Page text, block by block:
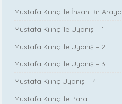
Mustafa Kılınç ile İnsan Bir
Mustafa Kılınç ile Uyanış – 1
Mustafa Kılınç ile Uyanış – 2
Mustafa Kılınç ile Uyanış – 3
Mustafa Kılınç Uyanış – 4
Mustafa Kılınç ile Para